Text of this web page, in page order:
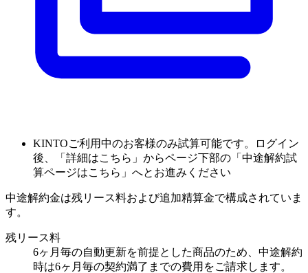
KINTOご利用中のお客様のみ試算可能です。ログイン
後、「詳細はこちら」からページ下部の「中途解約試
算ページはこちら」へとお進みください
中途解約金は残リース料および追加精算金で構成されていま
す。
残リース料
6ヶ月毎の自動更新を前提とした商品のため、中途解約
時は6ヶ月毎の契約満了までの費用をご請求します。